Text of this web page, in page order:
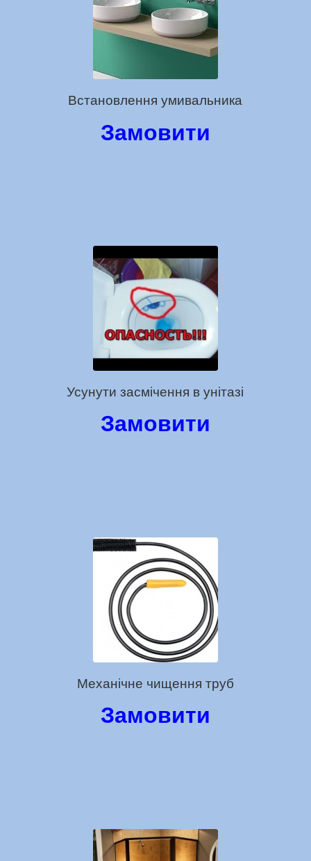
Встановлення умивальника
Замовити
Усунути засмічення в унітазі
Замовити
Механічне чищення труб
Замовити